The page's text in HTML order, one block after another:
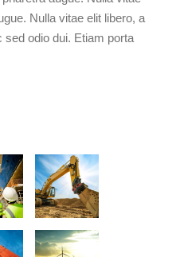
Nulla vitae elit libero, a
sed odio dui. Etiam porta